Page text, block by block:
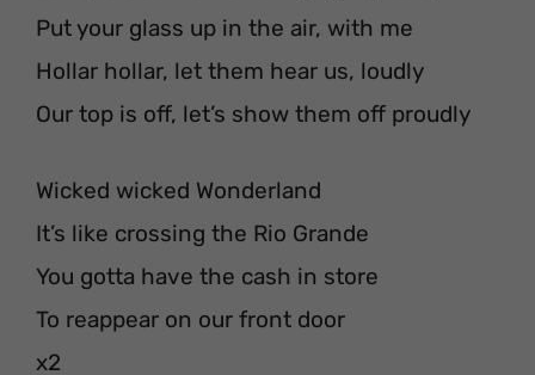
Put your glass up in the air, with me
Hollar hollar, let them hear us, loudly
Our top is off, let’s show them off proudly
Wicked wicked Wonderland
It’s like crossing the Rio Grande
You gotta have the cash in store
To reappear on our front door
x2